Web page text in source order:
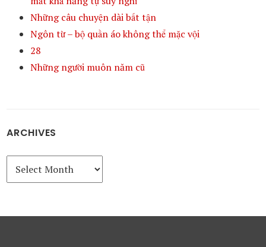
Những câu chuyện dài bất tận
Ngôn từ – bộ quần áo không thể mặc vội
28
Những người muôn năm cũ
ARCHIVES
Archives